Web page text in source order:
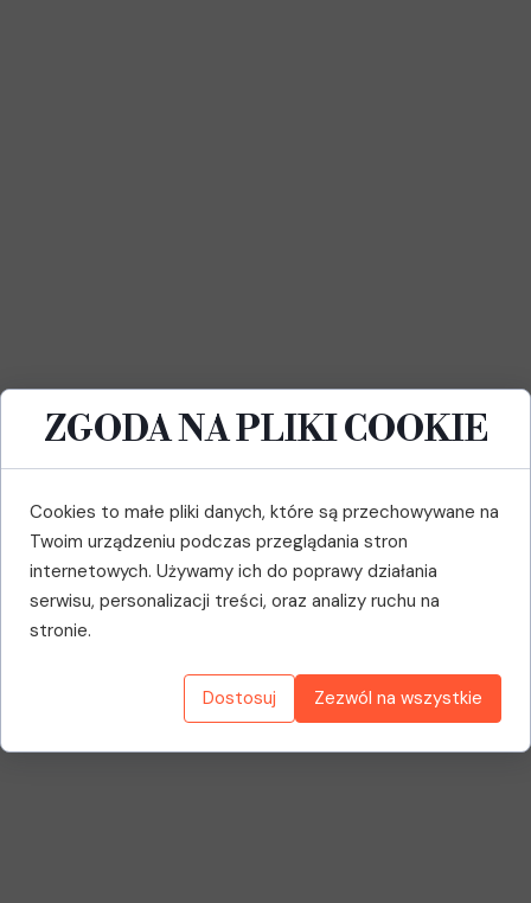
ZGODA NA PLIKI COOKIE
Cookies to małe pliki danych, które są przechowywane na
Twoim urządzeniu podczas przeglądania stron
internetowych. Używamy ich do poprawy działania
serwisu, personalizacji treści, oraz analizy ruchu na
stronie.
Dostosuj Zezwól na wszystkie